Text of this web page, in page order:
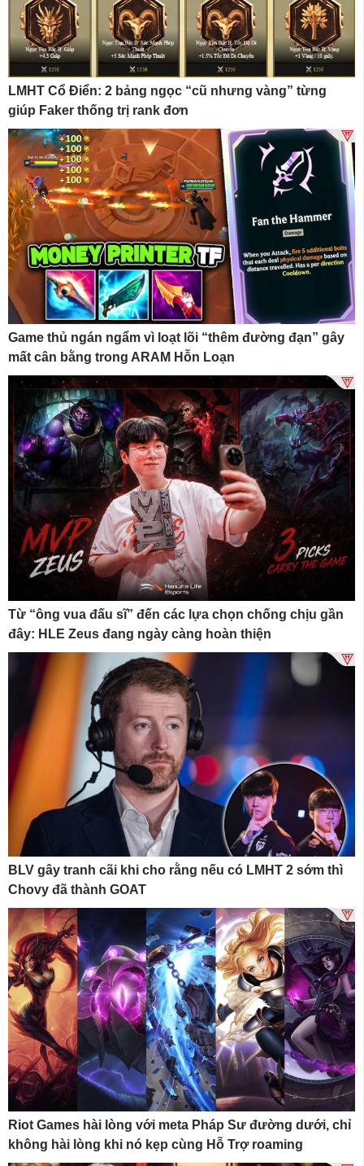
LMHT Cổ Điển: 2 bảng ngọc “cũ nhưng vàng” từng
giúp Faker thống trị rank đơn
Game thủ ngán ngẩm vì loạt lõi “thêm đường đạn” gây
mất cân bằng trong ARAM Hỗn Loạn
Từ “ông vua đấu sĩ” đến các lựa chọn chống chịu gần
đây: HLE Zeus đang ngày càng hoàn thiện
BLV gây tranh cãi khi cho rằng nếu có LMHT 2 sớm thì
Chovy đã thành GOAT
Riot Games hài lòng với meta Pháp Sư đường dưới, chỉ
không hài lòng khi nó kẹp cùng Hỗ Trợ roaming